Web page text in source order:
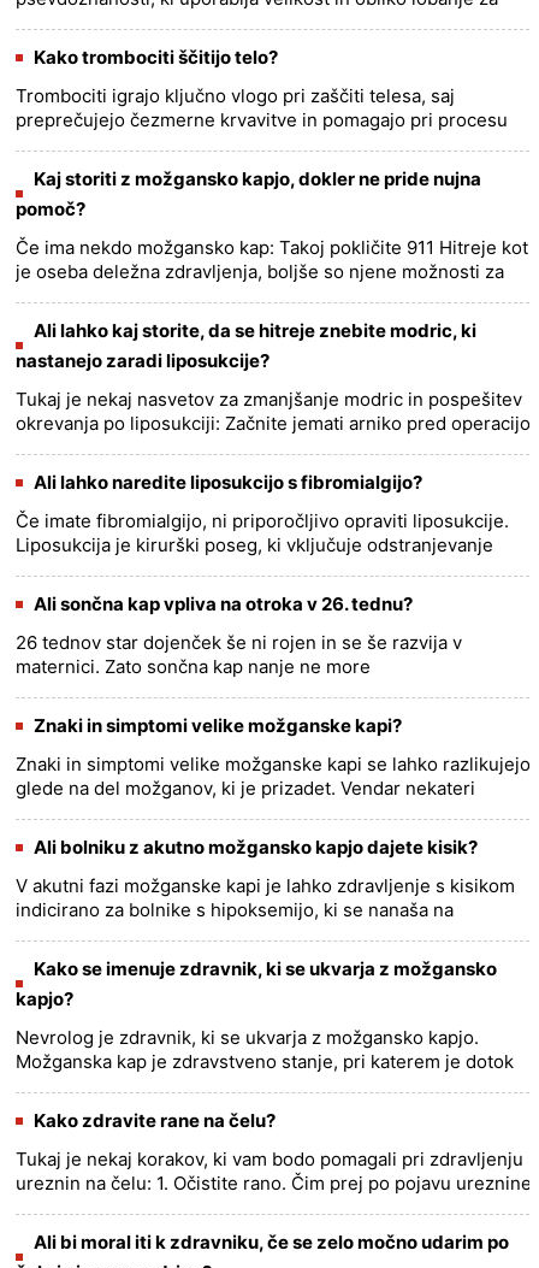
frenologijo......
more >>
Kako trombociti ščitijo telo?
Trombociti igrajo ključno vlogo pri zaščiti telesa, saj
preprečujejo čezmerne krvavitve in pomagajo pri procesu
Hemostaza:T......
more >>
Kaj storiti z možgansko kapjo, dokler ne pride nujna
pomoč?
Če ima nekdo možgansko kap: Takoj pokličite 911 Hitreje kot
je oseba deležna zdravljenja, boljše so njene možnosti za
ose......
more >>
Ali lahko kaj storite, da se hitreje znebite modric, ki
nastanejo zaradi liposukcije?
Tukaj je nekaj nasvetov za zmanjšanje modric in pospešitev
okrevanja po liposukciji: Začnite jemati arniko pred operacijo
i...... more >>
Ali lahko naredite liposukcijo s fibromialgijo?
Če imate fibromialgijo, ni priporočljivo opraviti liposukcije.
Liposukcija je kirurški poseg, ki vključuje odstranjevanje
i......
more >>
Ali sončna kap vpliva na otroka v 26. tednu?
26 tednov star dojenček še ni rojen in se še razvija v
maternici. Zato sončna kap nanje ne more
Znaki in simptomi velike možganske kapi?
Znaki in simptomi velike možganske kapi se lahko razlikujejo
glede na del možganov, ki je prizadet. Vendar nekateri
ot......
more >>
Ali bolniku z akutno možgansko kapjo dajete kisik?
V akutni fazi možganske kapi je lahko zdravljenje s kisikom
indicirano za bolnike s hipoksemijo, ki se nanaša na
lahko pojavi......
more >>
Kako se imenuje zdravnik, ki se ukvarja z možgansko
kapjo?
Nevrolog je zdravnik, ki se ukvarja z možgansko kapjo.
Možganska kap je zdravstveno stanje, pri katerem je dotok
odmiranje ......
Kako zdravite rane na čelu?
Tukaj je nekaj korakov, ki vam bodo pomagali pri zdravljenju
ureznin na čelu: 1. Očistite rano. Čim prej po pojavu ureznine
odst......
more >>
Ali bi moral iti k zdravniku, če se zelo močno udarim po